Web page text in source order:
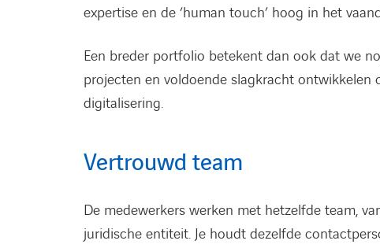
expertise en de ‘human touch’ hoog in het
Een breder portfolio betekent dan ook dat we
projecten en voldoende slagkracht
digitalisering.
Vertrouwd team
De medewerkers werken met hetzelfde team,
juridische entiteit. Je houdt dezelfde